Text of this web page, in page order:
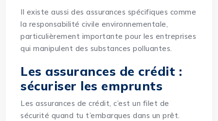
Il existe aussi des assurances spécifiques comme
la responsabilité civile environnementale,
particulièrement importante pour les entreprises
qui manipulent des substances polluantes.
Les assurances de crédit :
sécuriser les emprunts
Les assurances de crédit, c’est un filet de
sécurité quand tu t’embarques dans un prêt.